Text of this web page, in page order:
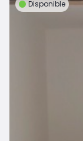
Disponible